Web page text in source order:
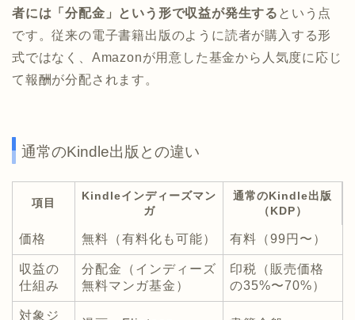
者には「分配金」という形で収益が発生する という点
です。従来の電子書籍出版のように読者が購入する形
式ではなく、Amazonが用意した基金から人気度に応じ
て報酬が分配されます。
通常のKindle出版との違い
項目
Kindleインディーズマン
ガ
通常のKindle出版
（KDP）
価格 無料（有料化も可能） 有料（99円〜）
収益の
仕組み
分配金（インディーズ
無料マンガ基金）
印税（販売価格
の35%〜70%）
対象ジ